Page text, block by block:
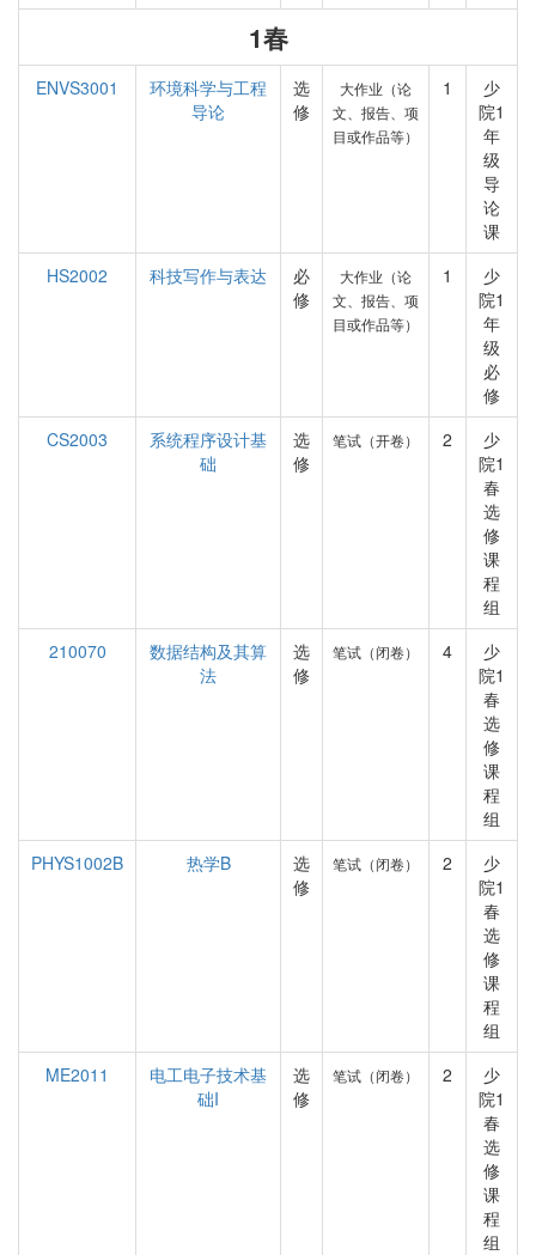
1春
ENVS3001
环境科学与工程
导论
选
修
大作业（论
文、报告、项
目或作品等）
1
少
院1
年
级
导
论
课
HS2002
科技写作与表达
必
修
大作业（论
文、报告、项
目或作品等）
1
少
院1
年
级
必
修
CS2003
系统程序设计基
础
选
修
笔试（开卷） 2
少
院1
春
选
修
课
程
组
210070
数据结构及其算
法
选
修
笔试（闭卷） 4
少
院1
春
选
修
课
程
组
PHYS1002B
热学B
选
修
笔试（闭卷） 2
少
院1
春
选
修
课
程
组
ME2011
电工电子技术基
础I
选
修
笔试（闭卷） 2
少
院1
春
选
修
课
程
组